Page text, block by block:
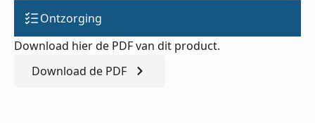
Ontzorging
Download hier de PDF van dit product.
Download de PDF